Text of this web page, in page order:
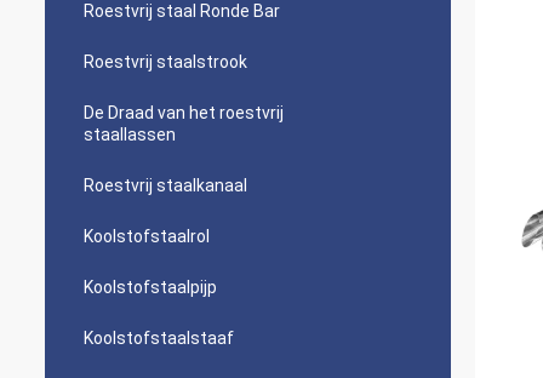
Roestvrij staal Ronde Bar
Roestvrij staalstrook
De Draad van het roestvrij
staallassen
Roestvrij staalkanaal
Koolstofstaalrol
Koolstofstaalpijp
Koolstofstaalstaaf